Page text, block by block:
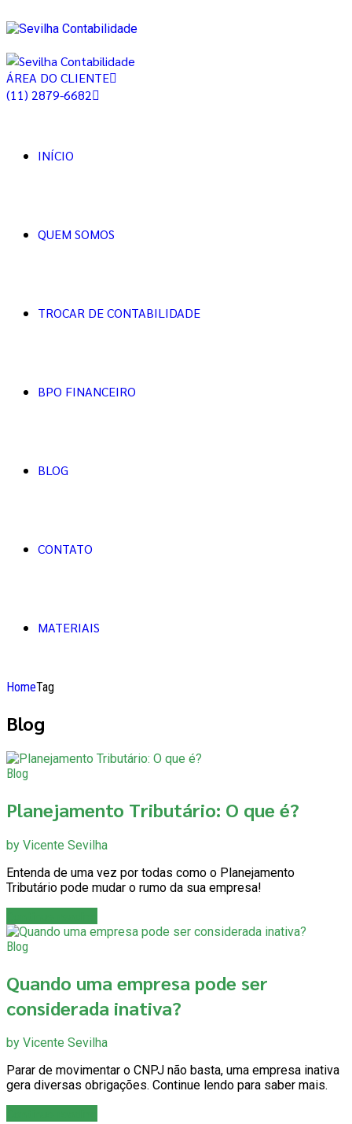
ÁREA DO CLIENTE
(11) 2879-6682
INÍCIO
QUEM SOMOS
TROCAR DE CONTABILIDADE
BPO FINANCEIRO
BLOG
CONTATO
MATERIAIS
HomeTag
Blog
Blog
Planejamento Tributário: O que é?
by Vicente Sevilha
Entenda de uma vez por todas como o Planejamento
Tributário pode mudar o rumo da sua empresa!
Blog
Quando uma empresa pode ser
considerada inativa?
by Vicente Sevilha
Parar de movimentar o CNPJ não basta, uma empresa inativa
gera diversas obrigações. Continue lendo para saber mais.